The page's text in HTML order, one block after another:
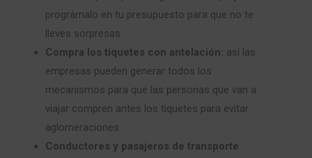
prográmalo en tu presupuesto para que no te
lleves sorpresas.
Compra los tiquetes con antelación: así las
empresas pueden generar todos los
mecanismos para que las personas que van a
viajar compren antes los tiquetes para evitar
aglomeraciones.
Conductores y pasajeros de transporte